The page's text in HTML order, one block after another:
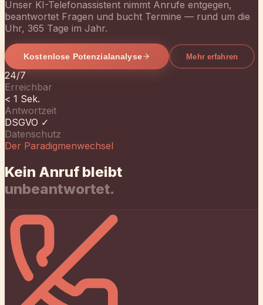
Antwortzeit
DSGVO ✓
Datenschutz
Der Paradigmenwechsel
Kein Anruf bleibt
unbeantwortet.
Die alte Realität
Anrufe nach 18 Uhr gehen ins Leere